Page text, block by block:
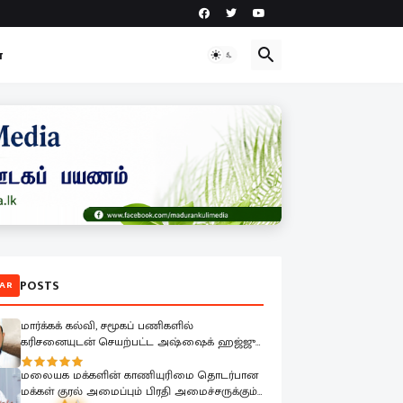
POSTS
மார்க்கக் கல்வி, சமூகப் பணிகளில்
கரிசனையுடன் செயற்பட்ட அஷ்ஷைக் ஹஜ்ஜு
முஹம்மதின் மறைவு பேரிழப்பாகும்; அம்பாறை
மாவட்ட ஜம்இய்யத்துல் உலமா ஆழ்ந்த
கவலை.!
மலையக மக்களின் காணியுரிமை தொடர்பான
மக்கள் குரல் அமைப்பும் பிரதி அமைச்சருக்கும்